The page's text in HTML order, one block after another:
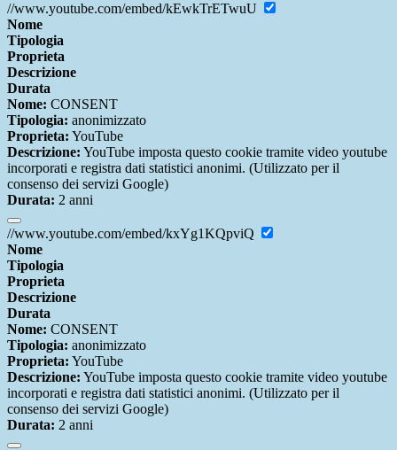
//www.youtube.com/embed/kEwkTrETwuU
Nome
Tipologia
Proprieta
Descrizione
Durata
Nome: CONSENT
Tipologia: anonimizzato
Proprieta: YouTube
Descrizione: YouTube imposta questo cookie tramite video youtube
incorporati e registra dati statistici anonimi. (Utilizzato per il
consenso dei servizi Google)
Durata: 2 anni
//www.youtube.com/embed/kxYg1KQpviQ
Nome
Tipologia
Proprieta
Descrizione
Durata
Nome: CONSENT
Tipologia: anonimizzato
Proprieta: YouTube
Descrizione: YouTube imposta questo cookie tramite video youtube
incorporati e registra dati statistici anonimi. (Utilizzato per il
consenso dei servizi Google)
Durata: 2 anni